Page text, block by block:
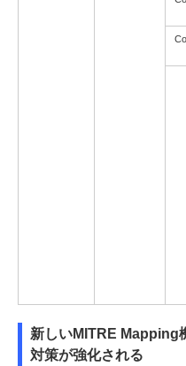
新しいMITRE Mapping
対策が強化される